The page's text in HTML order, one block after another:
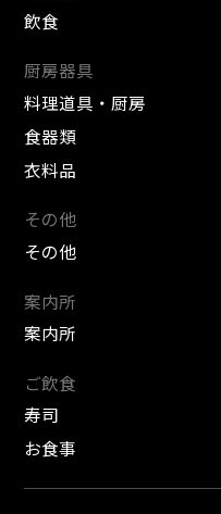
飲食
厨房器具
料理道具・厨房
食器類
衣料品
その他
その他
案内所
案内所
ご飲食
寿司
お食事